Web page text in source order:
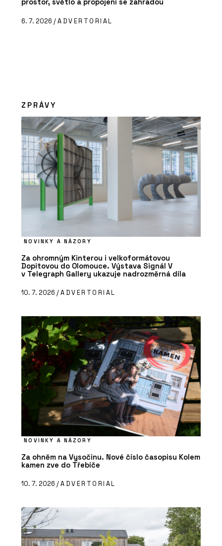
prostor, světlo a propojení se zahradou
6. 7. 2026 /ADVERTORIAL
ZPRÁVY
NOVINKY A NÁZORY
Za ohromným Kinterou i velkoformátovou
Dopitovou do Olomouce. Výstava Signál V
v Telegraph Gallery ukazuje nadrozměrná díla
10. 7. 2026 /ADVERTORIAL
NOVINKY A NÁZORY
Za ohněm na Vysočinu. Nové číslo časopisu Kolem
kamen zve do Třebíče
10. 7. 2026 /ADVERTORIAL